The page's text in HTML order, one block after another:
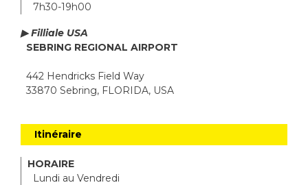
7h30-19h00
▶ Filliale USA
SEBRING REGIONAL AIRPORT
442 Hendricks Field Way
33870 Sebring, FLORIDA, USA
Itinéraire
HORAIRE
Lundi au Vendredi